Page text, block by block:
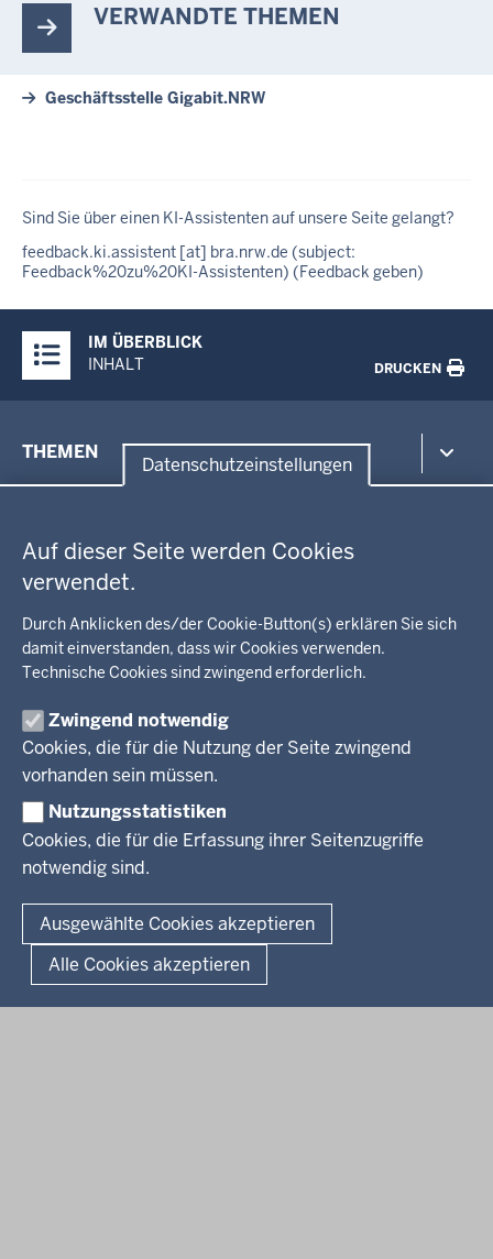
Datenschutzeinstellungen
Auf dieser Seite werden Cookies
verwendet.
Durch Anklicken des/der Cookie-Button(s) erklären Sie sich
damit einverstanden, dass wir Cookies verwenden.
Technische Cookies sind zwingend erforderlich.
Zwingend notwendig
Cookies, die für die Nutzung der Seite zwingend
vorhanden sein müssen.
Nutzungsstatistiken
Cookies, die für die Erfassung ihrer Seitenzugriffe
notwendig sind.
Ausgewählte Cookies akzeptieren
Alle Cookies akzeptieren
VERWANDTE THEMEN
Geschäftsstelle Gigabit.NRW
Sind Sie über einen KI-Assistenten auf unsere Seite gelangt?
feedback.ki.assistent [at] bra.nrw.de (subject:
Feedback%20zu%20KI-Assistenten) (Feedback geben)
Inhalte
IM ÜBERBLICK
INHALT
DRUCKEN
der
THEMEN
Kommunalaufsicht, Planung, Verkehr
Energie, Bergbau
Recht, Ordnung
Integration, Migration
Behördenleitung
Regierungsbezirk
KARRIERE
Stellenausschreibungen
Pressestelle
Social Media
BEKANNTMACHUNGEN
Amtsblatt
© 2026 Bezirksregierung Arnsberg
Fußzeile
Impressum Datenschutz Barrierefreiheit
Kurzlink zu dieser Seite